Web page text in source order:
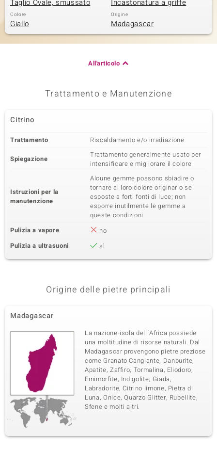
Taglio Ovale, smussato Incastonatura a griffe
Colore
Giallo
Origine
Madagascar
All'articolo
Trattamento e Manutenzione
Citrino
Trattamento Riscaldamento e/o irradiazione
Spiegazione
Trattamento generalmente usato per
intensificare e migliorare il colore
Istruzioni per la
manutenzione
Alcune gemme possono sbiadire o
tornare al loro colore originario se
esposte a forti fonti di luce; non
esporre inutilmente le gemme a
queste condizioni
Pulizia a vapore
no
Pulizia a ultrasuoni
sì
Origine delle pietre principali
Madagascar
La nazione-isola dell´Africa possiede
una moltitudine di risorse naturali. Dal
Madagascar provengono pietre preziose
come Granato Cangiante, Danburite,
Apatite, Zaffiro, Tormalina, Eliodoro,
Emimorfite, Indigolite, Giada,
Labradorite, Citrino limone, Pietra di
Luna, Onice, Quarzo Glitter, Rubellite,
Sfene e molti altri.